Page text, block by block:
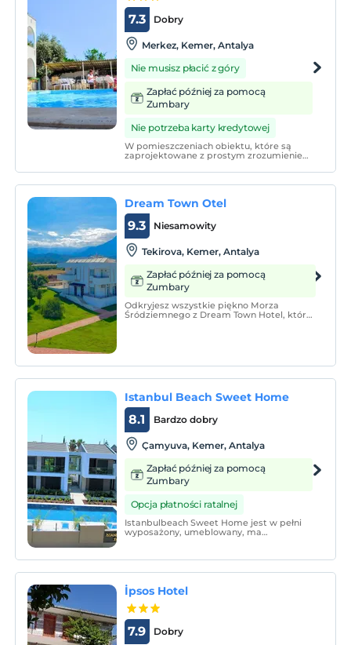
Dobry
7.3
Merkez, Kemer, Antalya
Nie musisz płacić z góry
Zapłać później za pomocą
Zumbary
Nie potrzeba karty kredytowej
W pomieszczeniach obiektu, które są
zaprojektowane z prostym zrozumieniem;
satelitarną. W całodobowej recepcji
dostępny jest bezpłatny prywatny
Dream Town Otel
Niesamowity
9.3
Tekirova, Kemer, Antalya
Zapłać później za pomocą
Zumbary
Odkryjesz wszystkie piękno Morza
Śródziemnego z Dream Town Hotel, który
Istanbul Beach Sweet Home
Bardzo dobry
8.1
Çamyuva, Kemer, Antalya
Zapłać później za pomocą
Zumbary
Opcja płatności ratalnej
Istanbulbeach Sweet Home jest w pełni
wyposażony, umeblowany, ma
płytkami ceramicznymi, balkon, pralkę,
wifi, suszarkę do włosów i bezpłatny
İpsos Hotel
Dobry
7.9